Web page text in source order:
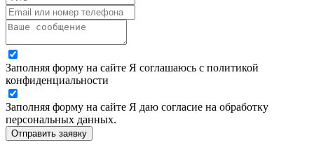
Заполняя форму на сайте Я соглашаюсь с политикой
конфиденциальности
Заполняя форму на сайте Я даю согласие на обработку
персональных данных.
Отправить заявку